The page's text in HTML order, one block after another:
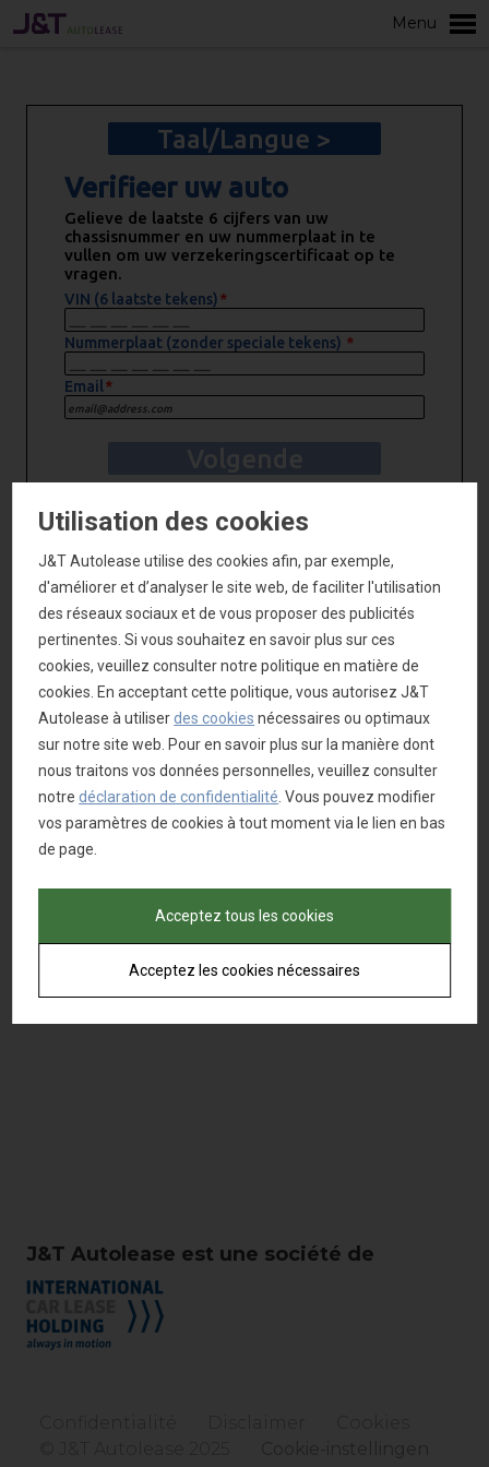
Menu
plus
J&T Autolease est une société de
Utilisation des cookies
J&T Autolease utilise des cookies afin, par exemple,
d'améliorer et d’analyser le site web, de faciliter l'utilisation
des réseaux sociaux et de vous proposer des publicités
pertinentes. Si vous souhaitez en savoir plus sur ces
cookies, veuillez consulter notre politique en matière de
cookies. En acceptant cette politique, vous autorisez J&T
Autolease à utiliserdes cookies nécessaires ou optimaux
sur notre site web. Pour en savoir plus sur la manière dont
nous traitons vos données personnelles, veuillez consulter
notredéclaration de confidentialité . Vous pouvez modifier
vos paramètres de cookies à tout moment via le lien en bas
de page.
Acceptez tous les cookies
Acceptez les cookies nécessaires